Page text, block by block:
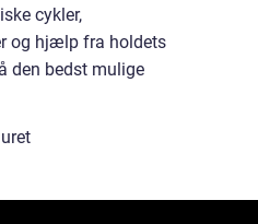
cykler,
og hjælp fra holdets
den bedst mulige